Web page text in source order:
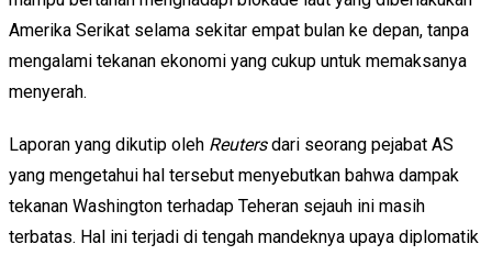
Amerika Serikat selama sekitar empat bulan ke depan, tanpa
mengalami tekanan ekonomi yang cukup untuk memaksanya
menyerah.
Laporan yang dikutip oleh Reutersdari seorang pejabat AS
yang mengetahui hal tersebut menyebutkan bahwa dampak
tekanan Washington terhadap Teheran sejauh ini masih
terbatas. Hal ini terjadi di tengah mandeknya upaya diplomatik